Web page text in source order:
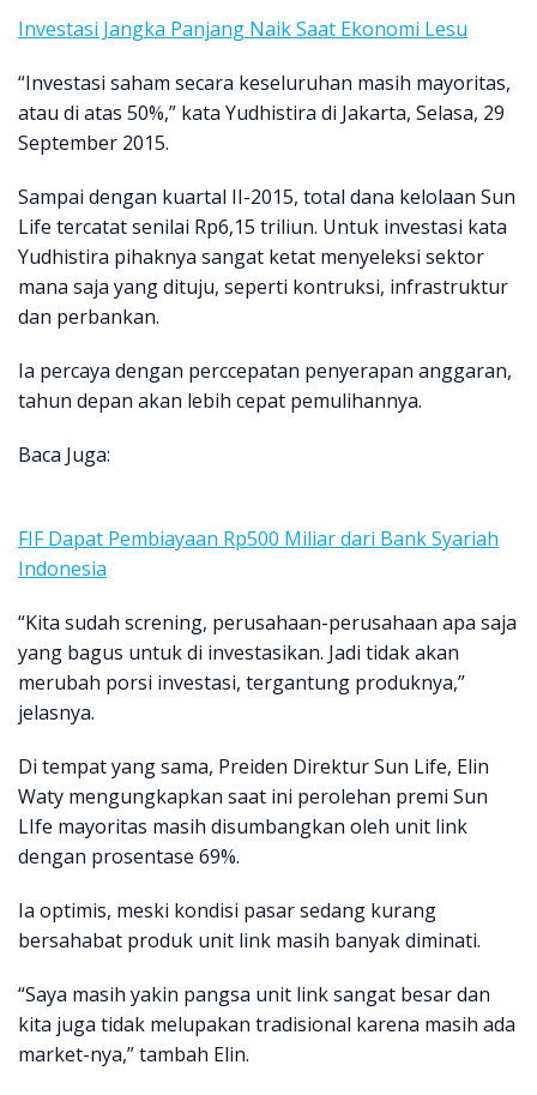
Investasi Jangka Panjang Naik Saat Ekonomi Lesu
“Investasi saham secara keseluruhan masih mayoritas,
atau di atas 50%,” kata Yudhistira di Jakarta, Selasa, 29
September 2015.
Sampai dengan kuartal II-2015, total dana kelolaan Sun
Life tercatat senilai Rp6,15 triliun. Untuk investasi kata
Yudhistira pihaknya sangat ketat menyeleksi sektor
mana saja yang dituju, seperti kontruksi, infrastruktur
dan perbankan.
Ia percaya dengan perccepatan penyerapan anggaran,
tahun depan akan lebih cepat pemulihannya.
Baca Juga:
FIF Dapat Pembiayaan Rp500 Miliar dari Bank Syariah
Indonesia
“Kita sudah screning, perusahaan-perusahaan apa saja
yang bagus untuk di investasikan. Jadi tidak akan
merubah porsi investasi, tergantung produknya,”
jelasnya.
Di tempat yang sama, Preiden Direktur Sun Life, Elin
Waty mengungkapkan saat ini perolehan premi Sun
LIfe mayoritas masih disumbangkan oleh unit link
dengan prosentase 69%.
Ia optimis, meski kondisi pasar sedang kurang
bersahabat produk unit link masih banyak diminati.
“Saya masih yakin pangsa unit link sangat besar dan
kita juga tidak melupakan tradisional karena masih ada
market-nya,” tambah Elin.